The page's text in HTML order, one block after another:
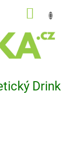
Drink